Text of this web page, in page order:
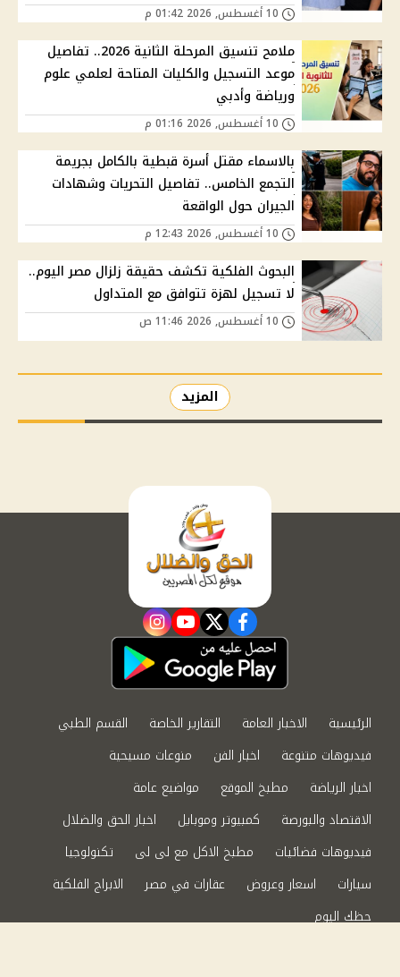
ملامح تنسيق المرحلة الثانية 2026.. تفاصيل
موعد التسجيل والكليات المتاحة لعلمي علوم
ورياضة وأدبي
بالاسماء مقتل أسرة قبطية بالكامل بجريمة
التجمع الخامس.. تفاصيل التحريات وشهادات
الجيران حول الواقعة
البحوث الفلكية تكشف حقيقة زلزال مصر اليوم..
لا تسجيل لهزة تتوافق مع المتداول
المزيد
facebook
twitter
youtube
instagram
الرئيسية الاخبار العامة التقارير الخاصة
القسم الطبي
فيديوهات متنوعة
اخبار الفن
منوعات مسيحية
اخبار الرياضة
مطبخ الموقع
مواضيع عامة
الاقتصاد والبورصة
كمبيوتر وموبايل
اخبار الحق والضلال
فيديوهات فضائيات
مطبخ الاكل مع لى لى
تكنولوجيا
سيارات
اسعار وعروض عقارات في مصر
الابراج الفلكية
حظك اليوم